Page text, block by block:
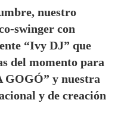
nuestro
swinger con
“Ivy DJ” que
del momento para
GOGÓ” y nuestra
y de creación